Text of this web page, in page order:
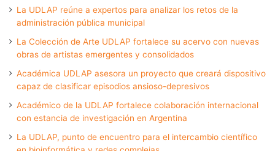
La UDLAP reúne a expertos para analizar los retos de la
administración pública municipal
La Colección de Arte UDLAP fortalece su acervo con nuevas
obras de artistas emergentes y consolidados
Académica UDLAP asesora un proyecto que creará dispositivo
capaz de clasificar episodios ansioso-depresivos
Académico de la UDLAP fortalece colaboración internacional
con estancia de investigación en Argentina
La UDLAP, punto de encuentro para el intercambio científico